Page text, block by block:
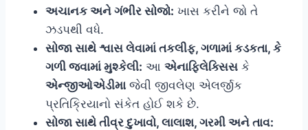
અચાનક અને ગંભીર સોજો: ખાસ કરીને જો તે
ઝડપથી વધે.
સોજા સાથે શ્વાસ લેવામાં તકલીફ, ગળામાં કડકતા, કે
ગળી જવામાં મુશ્કેલી: આ એનાફિલેક્સિસ કે
એન્જીઓએડીમાજેવી જીવલેણ એલર્જીક
પ્રતિક્રિયાનો સંકેત હોઈ શકે છે.
સોજા સાથે તીવ્ર દુખાવો, લાલાશ, ગરમી અને તાવ: